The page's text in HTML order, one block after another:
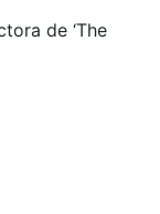
de ‘The